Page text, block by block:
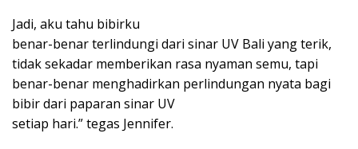
Jadi, aku tahu bibirku
benar-benar terlindungi dari sinar UV Bali yang terik,
tidak sekadar memberikan rasa nyaman semu, tapi
benar-benar menghadirkan perlindungan nyata bagi
bibir dari paparan sinar UV
setiap hari.” tegas Jennifer.